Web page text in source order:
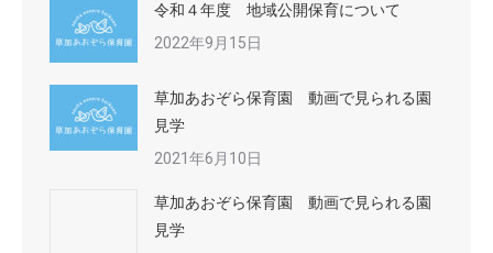
令和４年度 地域公開保育について
2022年9月15日
草加あおぞら保育園 動画で見られる園
見学
2021年6月10日
草加あおぞら保育園 動画で見られる園
見学